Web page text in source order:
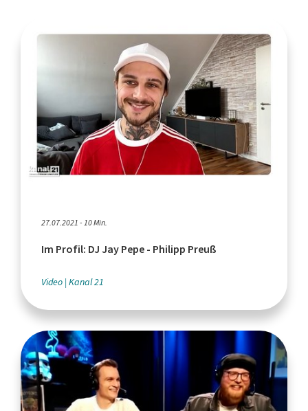
27.07.2021 - 10 Min.
Im Profil: DJ Jay Pepe - Philipp Preuß
Video Kanal 21